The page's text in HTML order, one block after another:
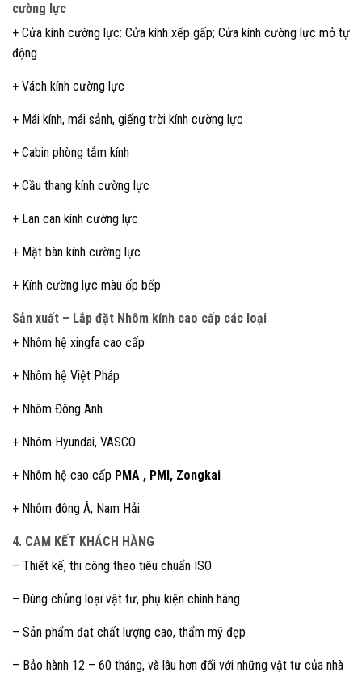
cường lực
+ Cửa kính cường lực: Cửa kính xếp gấp; Cửa kính cường lực mở tự
động
+ Vách kính cường lực
+ Mái kính, mái sảnh, giếng trời kính cường lực
+ Cabin phòng tắm kính
+ Cầu thang kính cường lực
+ Lan can kính cường lực
+ Mặt bàn kính cường lực
+ Kính cường lực màu ốp bếp
Sản xuất – Lắp đặt Nhôm kính cao cấp các loại
+ Nhôm hệ xingfa cao cấp
+ Nhôm hệ Việt Pháp
+ Nhôm Đông Anh
+ Nhôm Hyundai, VASCO
+ Nhôm hệ cao cấp PMA , PMI, Zongkai
+ Nhôm đông Á, Nam Hải
4. CAM KẾT KHÁCH HÀNG
– Thiết kế, thi công theo tiêu chuẩn ISO
– Đúng chủng loại vật tư, phụ kiện chính hãng
– Sản phẩm đạt chất lượng cao, thẩm mỹ đẹp
– Bảo hành 12 – 60 tháng, và lâu hơn đối với những vật tư của nhà